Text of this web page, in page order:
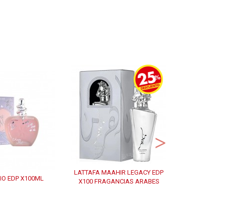
EDP X100ML
LATTAFA MAAHIR LEGACY EDP
X100 FRAGANCIAS ARABES